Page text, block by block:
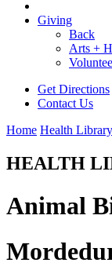
Giving
Back
Arts +
Get Directions
Contact Us
Home Health Library
HEALTH
Animal